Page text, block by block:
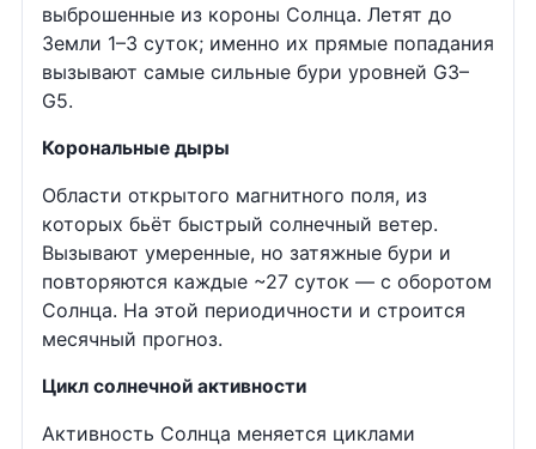
выброшенные из короны Солнца. Летят до
Земли 1–3 суток; именно их прямые попадания
вызывают самые сильные бури уровней G3–
G5.
Корональные дыры
Области открытого магнитного поля, из
которых бьёт быстрый солнечный ветер.
Вызывают умеренные, но затяжные бури и
повторяются каждые ~27 суток — с оборотом
Солнца. На этой периодичности и строится
месячный прогноз.
Цикл солнечной активности
Активность Солнца меняется циклами